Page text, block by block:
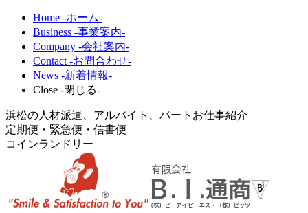
Home -ホーム-
Business -事業案内-
Company -会社案内-
Contact -お問合わせ-
News -新着情報-
Close -閉じる-
浜松の人材派遣、アルバイト、パートお仕事紹介
定期便・緊急便・信書便
コインランドリー